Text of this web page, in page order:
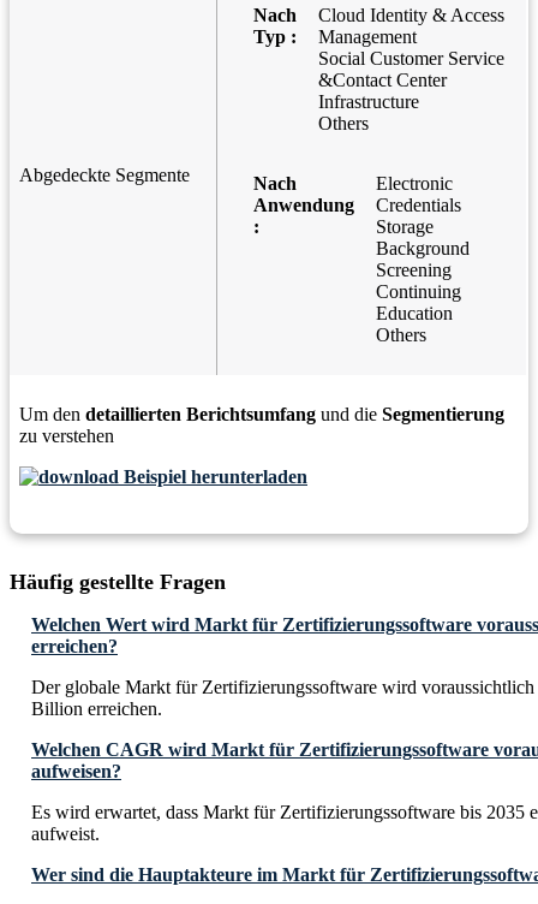
Abgedeckte Segmente
Nach
Typ :
Cloud Identity & Access
Management
Social Customer Service
&Contact Center
Infrastructure
Others
Nach
Anwendung
:
Electronic
Credentials
Storage
Background
Screening
Continuing
Education
Others
Um den detaillierten Berichtsumfang und die Segmentierung
zu verstehen
Beispiel herunterladen
Häufig gestellte Fragen
Welchen Wert wird Markt für Zertifizierungssoftware
erreichen?
Der globale Markt für Zertifizierungssoftware wird
Billion erreichen.
Welchen CAGR wird Markt für Zertifizierungssoftware
aufweisen?
Es wird erwartet, dass Markt für Zertifizierungssoftware bis 2035
aufweist.
Wer sind die Hauptakteure im Markt für